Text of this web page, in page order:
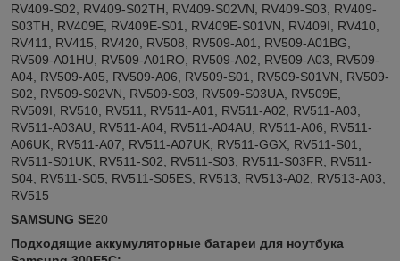
RV409-S02, RV409-S02TH, RV409-S02VN, RV409-S03, RV409-
S03TH, RV409E, RV409E-S01, RV409E-S01VN, RV409I, RV410,
RV411, RV415, RV420, RV508, RV509-A01, RV509-A01BG,
RV509-A01HU, RV509-A01RO, RV509-A02, RV509-A03, RV509-
A04, RV509-A05, RV509-A06, RV509-S01, RV509-S01VN, RV509-
S02, RV509-S02VN, RV509-S03, RV509-S03UA, RV509E,
RV509I, RV510, RV511, RV511-A01, RV511-A02, RV511-A03,
RV511-A03AU, RV511-A04, RV511-A04AU, RV511-A06, RV511-
A06UK, RV511-A07, RV511-A07UK, RV511-GGX, RV511-S01,
RV511-S01UK, RV511-S02, RV511-S03, RV511-S03FR, RV511-
S04, RV511-S05, RV511-S05ES, RV513, RV513-A02, RV513-A03,
RV515
SAMSUNG SE20
Подходящие аккумуляторные батареи для ноутбука